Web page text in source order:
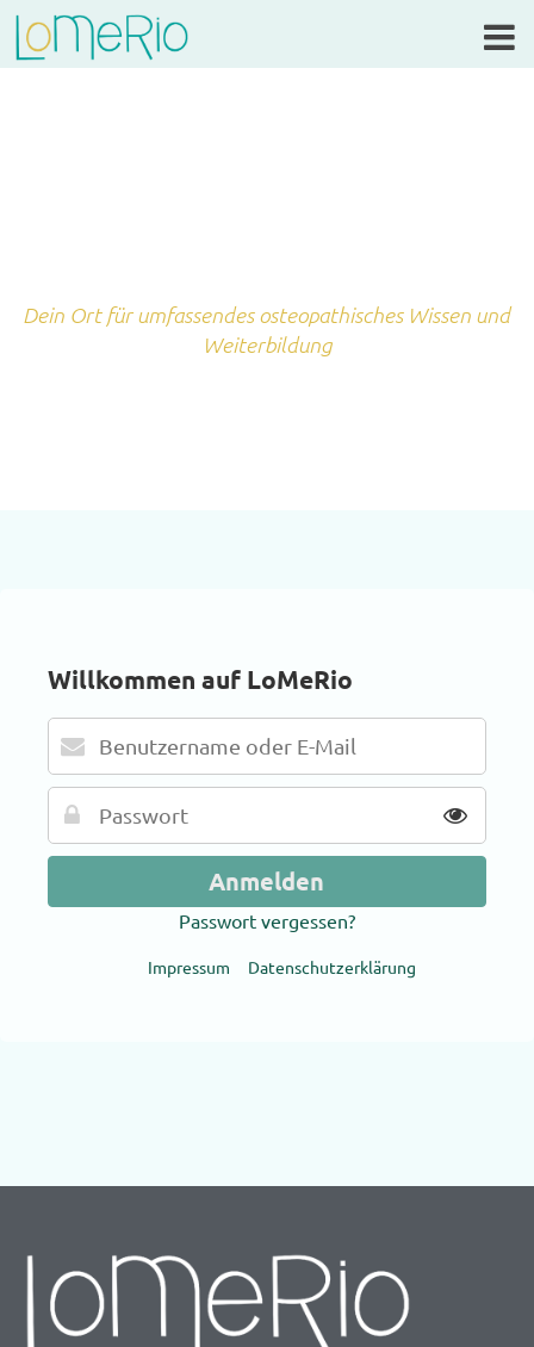
Dein Ort für umfassendes osteopathisches Wissen und
Weiterbildung
Willkommen auf LoMeRio
Passwort vergessen?
Impressum Datenschutzerklärung